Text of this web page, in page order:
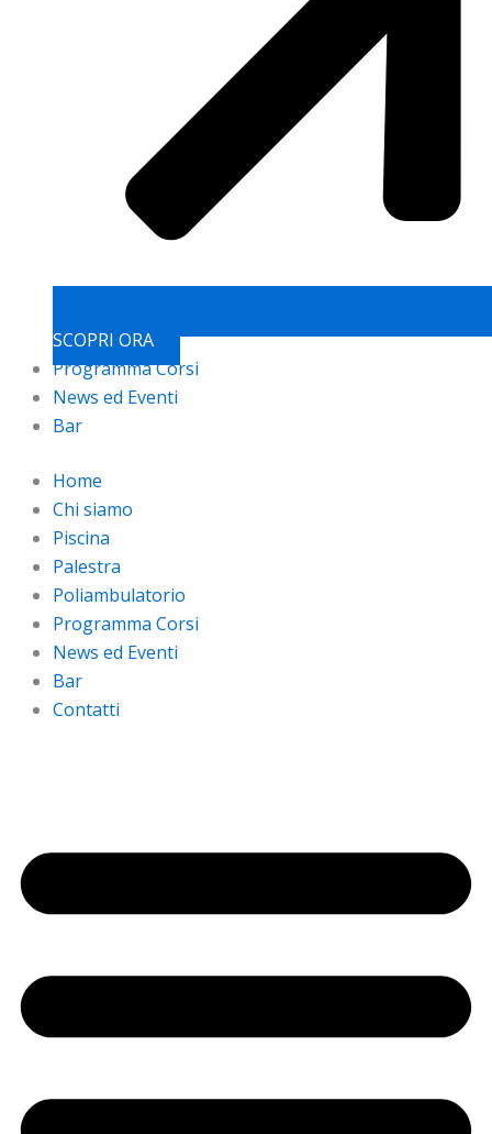
SCOPRI ORA
Programma Corsi
News ed Eventi
Bar
Home
Chi siamo
Piscina
Palestra
Poliambulatorio
Programma Corsi
News ed Eventi
Bar
Contatti